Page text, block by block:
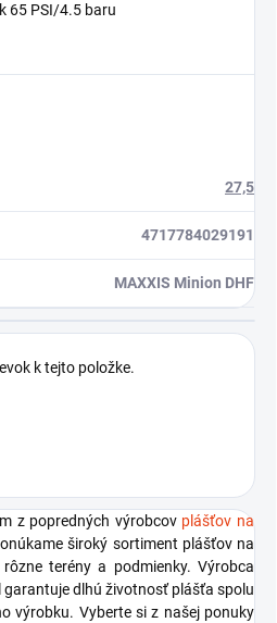
65 PSI/4.5 baru
27,5
4717784029191
MAXXIS Minion DHF
k tejto položke.
z popredných výrobcov plášťov na
široký sortiment plášťov na
terény a podmienky. Výrobca
dlhú životnosť plášťa spolu
výrobku. Vyberte si z našej ponuky